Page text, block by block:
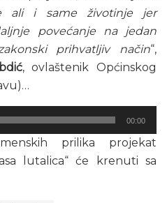
ali i same životinje jer
povećanje na jedan
prihvatljiv način“,
, ovlaštenik Općinskog
00:00
prilika projekat
lutalica“ će krenuti sa